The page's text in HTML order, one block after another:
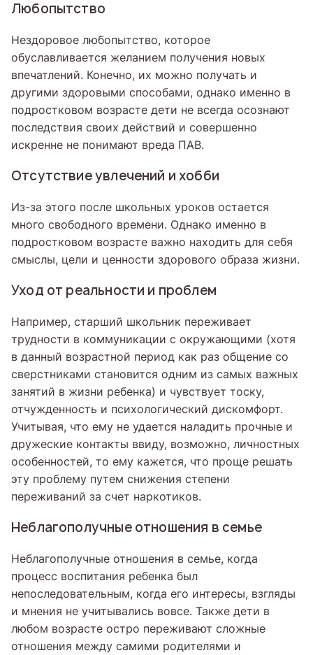
Любопытство
Нездоровое любопытство, которое
обуславливается желанием получения новых
впечатлений. Конечно, их можно получать и
другими здоровыми способами, однако именно в
подростковом возрасте дети не всегда осознают
последствия своих действий и совершенно
искренне не понимают вреда ПАВ.
Отсутствие увлечений и хобби
Из-за этого после школьных уроков остается
много свободного времени. Однако именно в
подростковом возрасте важно находить для себя
смыслы, цели и ценности здорового образа жизни.
Уход от реальности и проблем
Например, старший школьник переживает
трудности в коммуникации с окружающими (хотя
в данный возрастной период как раз общение со
сверстниками становится одним из самых важных
занятий в жизни ребенка) и чувствует тоску,
отчужденность и психологический дискомфорт.
Учитывая, что ему не удается наладить прочные и
дружеские контакты ввиду, возможно, личностных
особенностей, то ему кажется, что проще решать
эту проблему путем снижения степени
переживаний за счет наркотиков.
Неблагополучные отношения в семье
Неблагополучные отношения в семье, когда
процесс воспитания ребенка был
непоследовательным, когда его интересы, взгляды
и мнения не учитывались вовсе. Также дети в
любом возрасте остро переживают сложные
отношения между самими родителями и